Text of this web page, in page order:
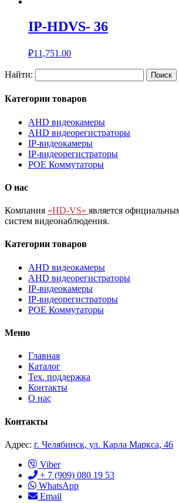
IP-HDVS- 36
₽11,751.00
Найти:
Категории товаров
AHD видеокамеры
AHD видеорегистраторы
IP-видеокамеры
IP-видеорегистраторы
POE Коммутаторы
О нас
Компания «HD-VS» является
систем видеонаблюдения.
Категории товаров
AHD видеокамеры
AHD видеорегистраторы
IP-видеокамеры
IP-видеорегистраторы
POE Коммутаторы
Меню
Главная
Каталог
Тех. поддержка
Контакты
О нас
Контакты
Адрес: г. Челябинск, ул. Карла Маркса, 46
Viber
+ 7 (909) 080 19 53
WhatsApp
Email